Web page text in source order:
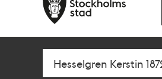
navigationen
huvudinnehållet
Sök